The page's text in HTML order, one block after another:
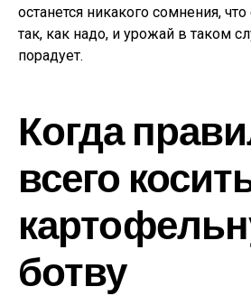
останется никакого сомнения,
так, как надо, и урожай в таком
порадует.
Когда
всего
ботву